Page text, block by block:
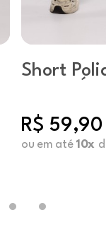
Short
R$ 59,90
ou em até 10x